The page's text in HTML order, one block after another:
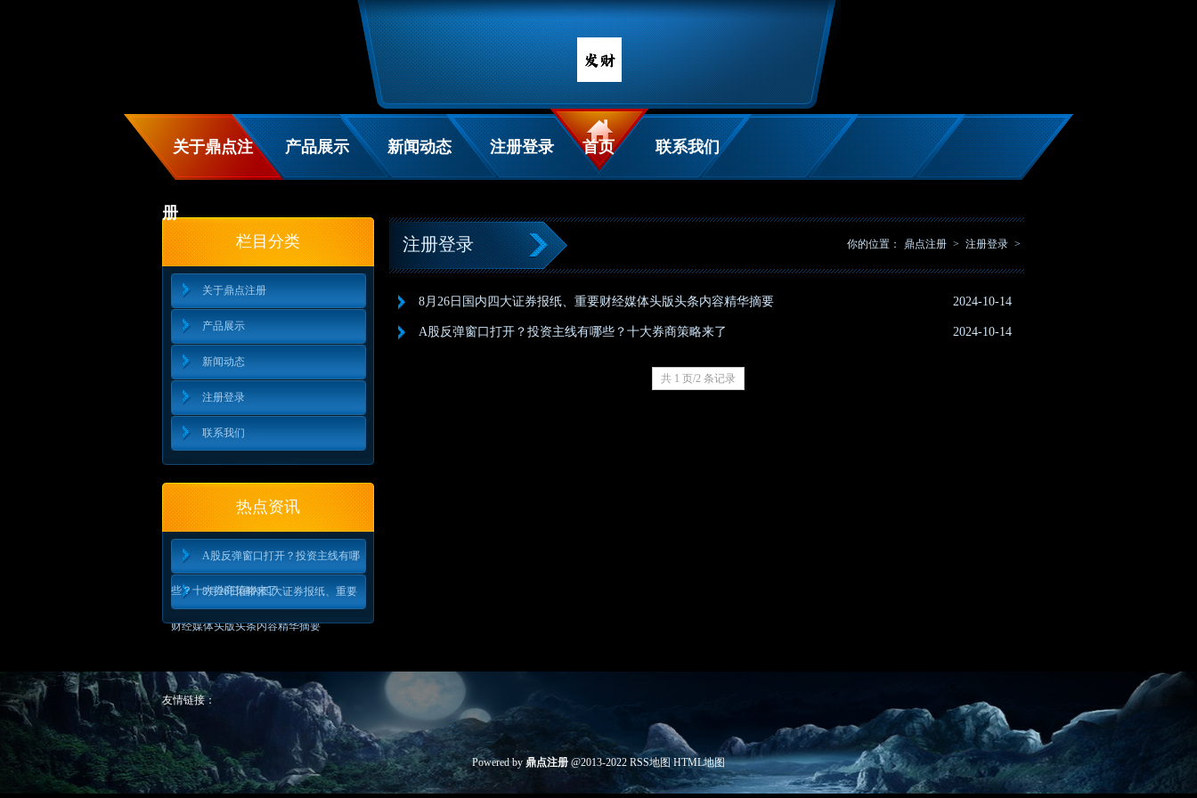
首页
关于鼎点注
册
产品展示 新闻动态 注册登录 联系我们
栏目分类
关于鼎点注册
产品展示
新闻动态
注册登录
联系我们
热点资讯
A股反弹窗口打开？投资主线有哪
些？十大券商策略来了
8月26日国内四大证券报纸、重要
财经媒体头版头条内容精华摘要
注册登录 你的位置： 鼎点注册 > 注册登录 >
8月26日国内四大证券报纸、重要财经媒体头版头条内容精华摘要 2024-10-14
A股反弹窗口打开？投资主线有哪些？十大券商策略来了 2024-10-14
共 1 页/2 条记录
友情链接：
Powered by 鼎点注册 @2013-2022 RSS地图 HTML地图